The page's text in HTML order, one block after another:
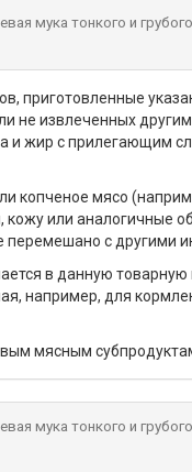
мука тонкого и
приготовленные
не извлеченных
жир с прилегающим
копченое мясо
или аналогичные
с другими
в данную
например, для
мясным
мука тонкого и